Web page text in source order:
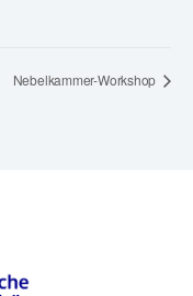
Nebelkammer-Workshop